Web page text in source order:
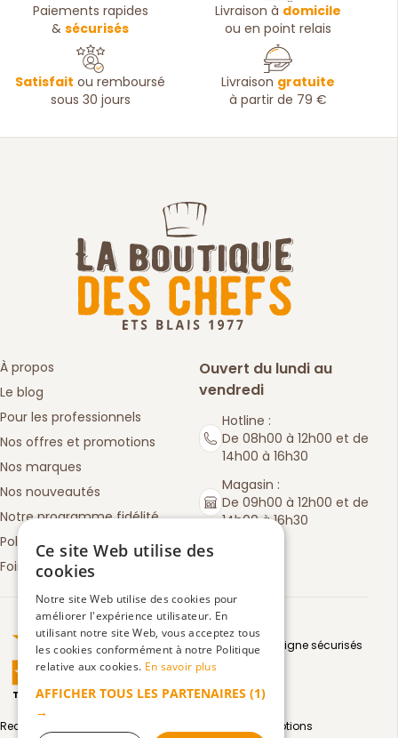
Paiements rapides
&sécurisés
Livraison à domicile
ou en point relais
Satisfait ou remboursé
sous 30 jours
Livraison gratuite
à partir de 79 €
À propos
Le blog
Pour les professionnels
Nos offres et promotions
Nos marques
Nos nouveautés
Notre programme fidélité
Politique de retours
Foire aux questions
Ouvert du lundi au
vendredi
Hotline :
De 08h00 à 12h00 et de
14h00 à 16h30
Magasin :
De 09h00 à 12h00 et de
14h00 à 16h30
Truspilot : La Boutique des chefs
TrustScore4.5 | 3083avis
Moyens de paiement en ligne sécurisés
Recevez par email toute notre actualité et nos promotions
Ce site Web utilise des
cookies
Notre site Web utilise des cookies pour
améliorer l'expérience utilisateur. En
utilisant notre site Web, vous acceptez tous
les cookies conformément à notre Politique
relative aux cookies. En savoir plus
AFFICHER TOUS LES PARTENAIRES (1)
→